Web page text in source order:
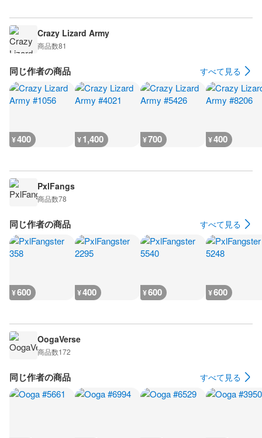
Crazy Lizard Army
商品数81
同じ作者の商品 すべて見る
¥400 ¥1,400 ¥700 ¥400
PxlFangs
商品数78
同じ作者の商品 すべて見る
¥600 ¥400 ¥600 ¥600
OogaVerse
商品数172
同じ作者の商品 すべて見る